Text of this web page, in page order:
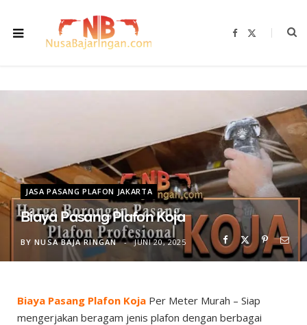
F
JASA PASANG PLAFON JAKARTA
Biaya Pasang Plafon Koja
BY NUSA BAJA RINGAN JUNI 20, 2025
Biaya Pasang Plafon Koja Per Meter Murah – Siap
mengerjakan beragam jenis plafon dengan berbagai